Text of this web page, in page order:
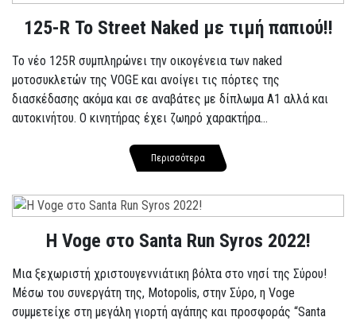
125-R Το Street Naked με τιμή παπιού!!
Το νέο 125R συμπληρώνει την οικογένεια των naked
μοτοσυκλετών της VOGE και ανοίγει τις πόρτες της
διασκέδασης ακόμα και σε αναβάτες με δίπλωμα A1 αλλά και
αυτοκινήτου. Ο κινητήρας έχει ζωηρό χαρακτήρα...
Περισσότερα
Η Voge στο Santa Run Syros 2022!
Μια ξεχωριστή χριστουγεννιάτικη βόλτα στο νησί της Σύρου!
Μέσω του συνεργάτη της, Motopolis, στην Σύρο, η Voge
συμμετείχε στη μεγάλη γιορτή αγάπης και προσφοράς “Santa